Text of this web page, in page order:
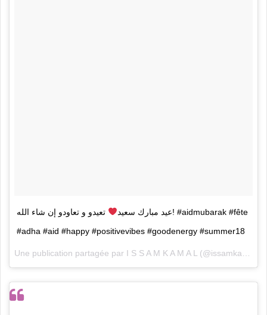
عيد مبارك سعيد
تعيدو و تعاودو إن شاء الله! #aidmubarak #fête
#adha #aid #happy #positivevibes #goodenergy #summer18
Une publication partagée par I S S A M K A M A L (@issamkamalofficial) le